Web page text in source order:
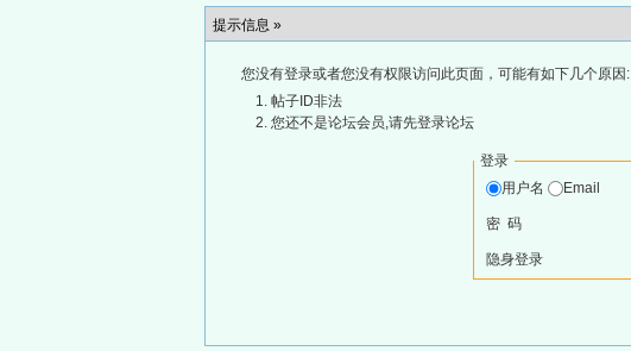
提示信息 »
您没有登录或者您没有权限访问此页面，可能有如下几个原因:
帖子ID非法
您还不是论坛会员,请先登录论坛
登录
用户名
Email
密 码
隐身登录